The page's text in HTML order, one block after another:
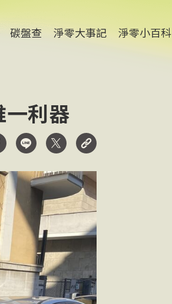
碳盤查 淨零大事記 淨零小百科
利器